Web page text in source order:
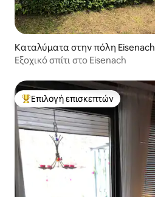
Καταλύματα στην πόλη Eisenach
Εξοχικό σπίτι στο Eisenach
Κορυφαία επιλογή επισκεπτών
Επιλογή επισκεπτών